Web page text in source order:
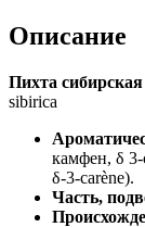
Описание
Пихта сибирская
sibirica
камфен, δ 3-
δ-3-carène).
Часть,